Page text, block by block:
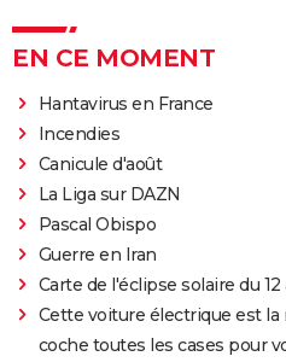
EN CE MOMENT
Hantavirus en France
Incendies
Canicule d'août
La Liga sur DAZN
Pascal Obispo
Guerre en Iran
Carte de l'éclipse solaire du 12
Cette voiture électrique est la
coche toutes les cases pour